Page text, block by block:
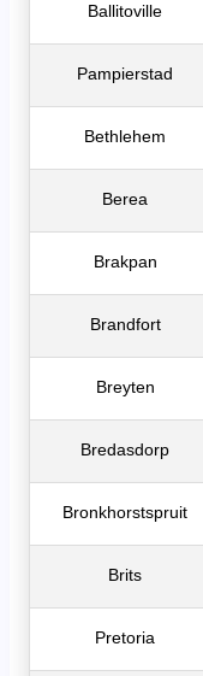
Ballitoville
Pampierstad
Bethlehem
Berea
Brakpan
Brandfort
Breyten
Bredasdorp
Bronkhorstspruit
Brits
Pretoria